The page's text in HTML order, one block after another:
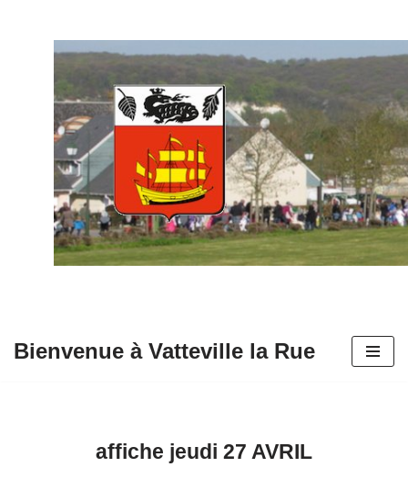
contenu
Bienvenue à Vatteville la Rue
affiche jeudi 27 AVRIL